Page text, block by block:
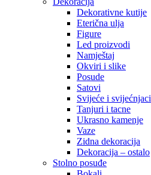
Dekorativne kutije
Eterična ulja
Figure
Led proizvodi
Namještaj
Okviri i slike
Posude
Satovi
Svijeće i svijećnjaci
Tanjuri i tacne
Ukrasno kamenje
Vaze
Zidna dekoracija
Dekoracija – ostalo
Stolno posuđe